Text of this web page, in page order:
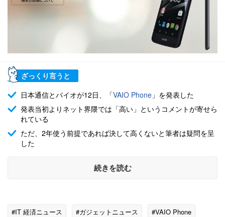
ざっくり言うと
日本通信とバイオが12日、「VAIO Phone 」を発表した
発表当初よりネット界隈では「高い」というコメントが寄せら
れている
ただ、2年使う前提であれば決して高くないと筆者は疑問を呈
した
続きを読む
#IT 経済ニュース #ガジェットニュース
#VAIO Phone